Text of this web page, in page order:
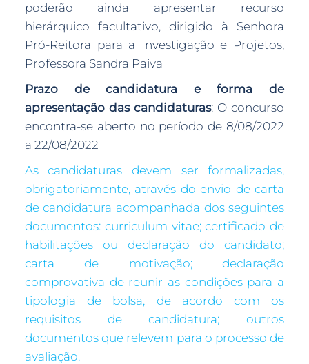
poderão ainda apresentar recurso
hierárquico facultativo, dirigido à Senhora
Pró-Reitora para a Investigação e Projetos,
Professora Sandra Paiva
Prazo de candidatura e forma de
apresentação das candidaturas: O concurso
encontra-se aberto no período de 8/08/2022
a 22/08/2022
As candidaturas devem ser formalizadas,
obrigatoriamente, através do envio de carta
de candidatura acompanhada dos seguintes
documentos: curriculum vitae; certificado de
habilitações ou declaração do candidato;
carta de motivação; declaração
comprovativa de reunir as condições para a
tipologia de bolsa, de acordo com os
requisitos de candidatura; outros
documentos que relevem para o processo de
avaliação.